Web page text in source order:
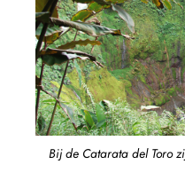
Bij de Catarata del Toro